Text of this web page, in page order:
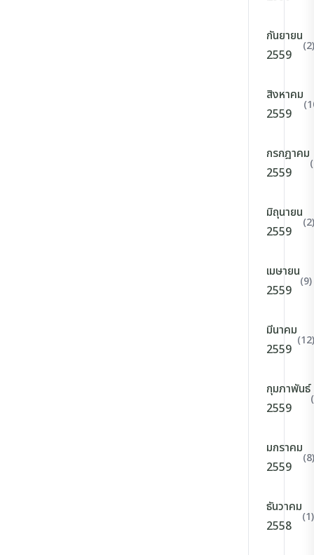
กันยายน
2559
(2)
สิงหาคม
2559
กรกฎาคม
2559
มิถุนายน
2559
(2)
เมษายน
2559
(9)
มีนาคม
2559
(12)
กุมภาพันธ์
2559
มกราคม
2559
(8)
ธันวาคม
2558
(1)